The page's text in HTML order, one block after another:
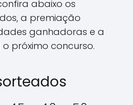
abaixo os
a premiação
ganhadoras e a
próximo concurso.